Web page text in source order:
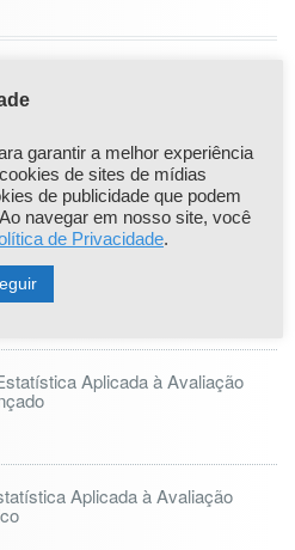
Comentário
DE ENGENHARIA - 25 à 27
Aplicada à Avaliação
Aplicada à Avaliação
garantir a melhor experiência
de sites de mídias
de publicidade que podem
navegar em nosso site, você
de Privacidade.